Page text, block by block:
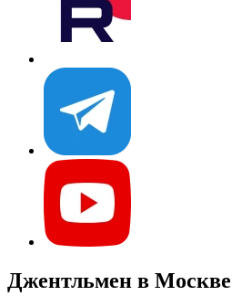
Джентльмен в Москве